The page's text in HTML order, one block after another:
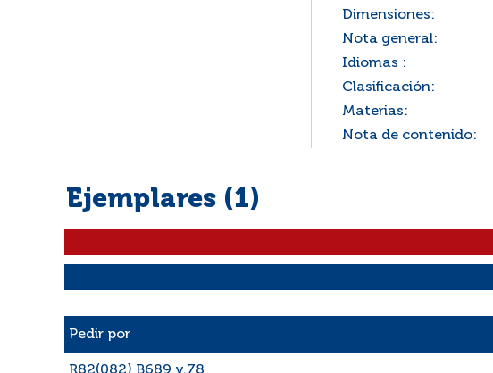
Dimensiones:
Nota general:
Idiomas :
Clasificación:
Materias:
Nota de contenido:
Ejemplares (1)
Pedir por